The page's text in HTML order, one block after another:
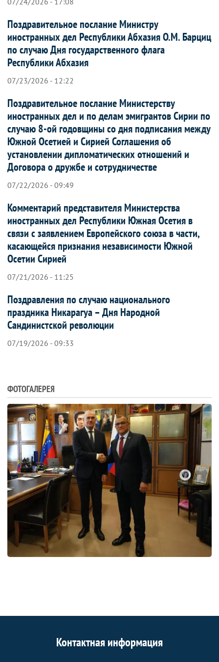
Поздравительное послание Министру
иностранных дел Республики Абхазия О.М. Барциц
по случаю Дня государственного флага
Республики Абхазия
07/23/2026 - 12:22
Поздравительное послание Министерству
иностранных дел и по делам эмигрантов Сирии по
случаю 8-ой годовщины со дня подписания между
Южной Осетией и Сирией Соглашения об
установлении дипломатических отношений и
Договора о дружбе и сотрудничестве
07/22/2026 - 09:49
Комментарий представителя Министерства
иностранных дел Республики Южная Осетия в
связи с заявлением Европейского союза в части,
касающейся признания независимости Южной
Осетии Сирией
07/21/2026 - 11:25
Поздравления по случаю национального
праздника Никарагуа – Дня Народной
Сандинистской революции
07/19/2026 - 09:33
ФОТОГАЛЕРЕЯ
Контактная информация